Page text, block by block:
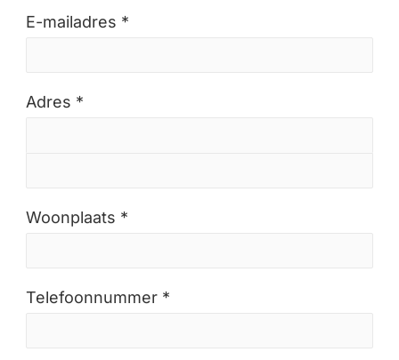
E-mailadres *
Adres *
Woonplaats *
Telefoonnummer *